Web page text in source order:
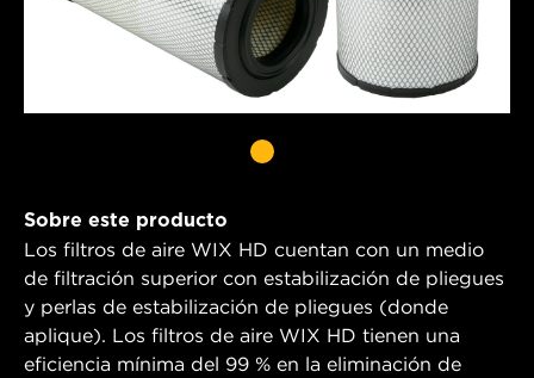
Sobre este producto
Los filtros de aire WIX HD cuentan con un medio
de filtración superior con estabilización de pliegues
y perlas de estabilización de pliegues (donde
aplique). Los filtros de aire WIX HD tienen una
eficiencia mínima del 99 % en la eliminación de